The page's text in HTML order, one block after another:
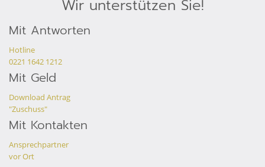
Wir unterstützen Sie!
Mit Antworten
Hotline
0221 1642 1212
Mit Geld
Download Antrag
"Zuschuss"
Mit Kontakten
Ansprechpartner
vor Ort